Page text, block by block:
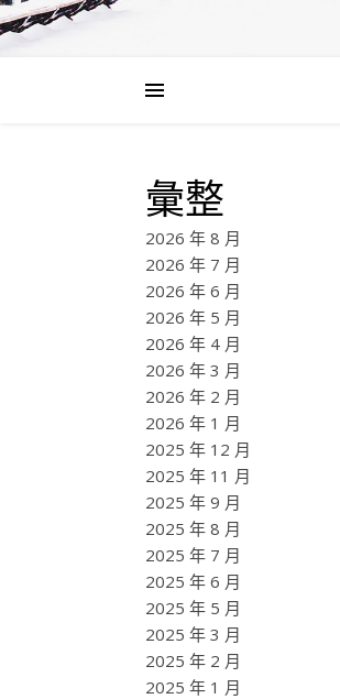
彙整
2026 年 8 月
2026 年 7 月
2026 年 6 月
2026 年 5 月
2026 年 4 月
2026 年 3 月
2026 年 2 月
2026 年 1 月
2025 年 12 月
2025 年 11 月
2025 年 9 月
2025 年 8 月
2025 年 7 月
2025 年 6 月
2025 年 5 月
2025 年 3 月
2025 年 2 月
2025 年 1 月